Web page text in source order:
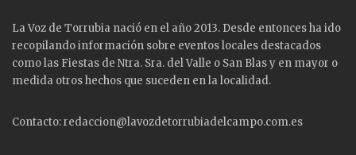
La Voz de Torrubia nació en el año 2013. Desde entonces ha ido
recopilando información sobre eventos locales destacados
como las Fiestas de Ntra. Sra. del Valle o San Blas y en mayor o
medida otros hechos que suceden en la localidad.
Contacto: redaccion@lavozdetorrubiadelcampo.com.es